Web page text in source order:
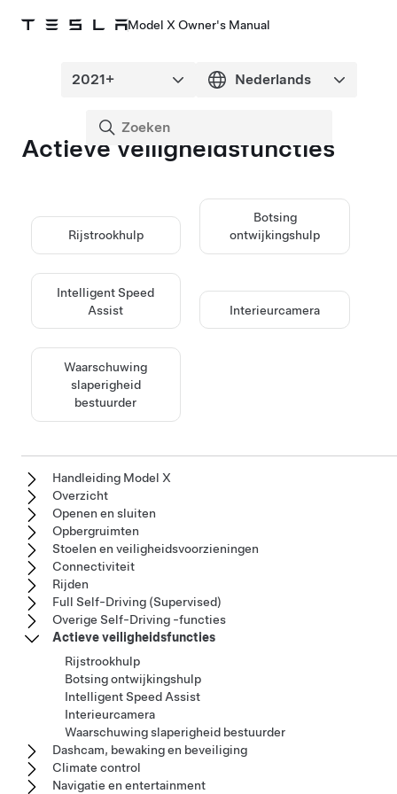
Model X Owner's Manual
Actieve veiligheidsfuncties
Rijstrookhulp
Botsing
ontwijkingshulp
Intelligent Speed
Assist
Interieurcamera
Waarschuwing
slaperigheid
bestuurder
Handleiding Model X
Overzicht
Openen en sluiten
Opbergruimten
Stoelen en veiligheidsvoorzieningen
Connectiviteit
Rijden
Full Self-Driving (Supervised)
Overige Self-Driving -functies
Actieve veiligheidsfuncties
Rijstrookhulp
Botsing ontwijkingshulp
Intelligent Speed Assist
Interieurcamera
Waarschuwing slaperigheid bestuurder
Dashcam, bewaking en beveiliging
Climate control
Navigatie en entertainment